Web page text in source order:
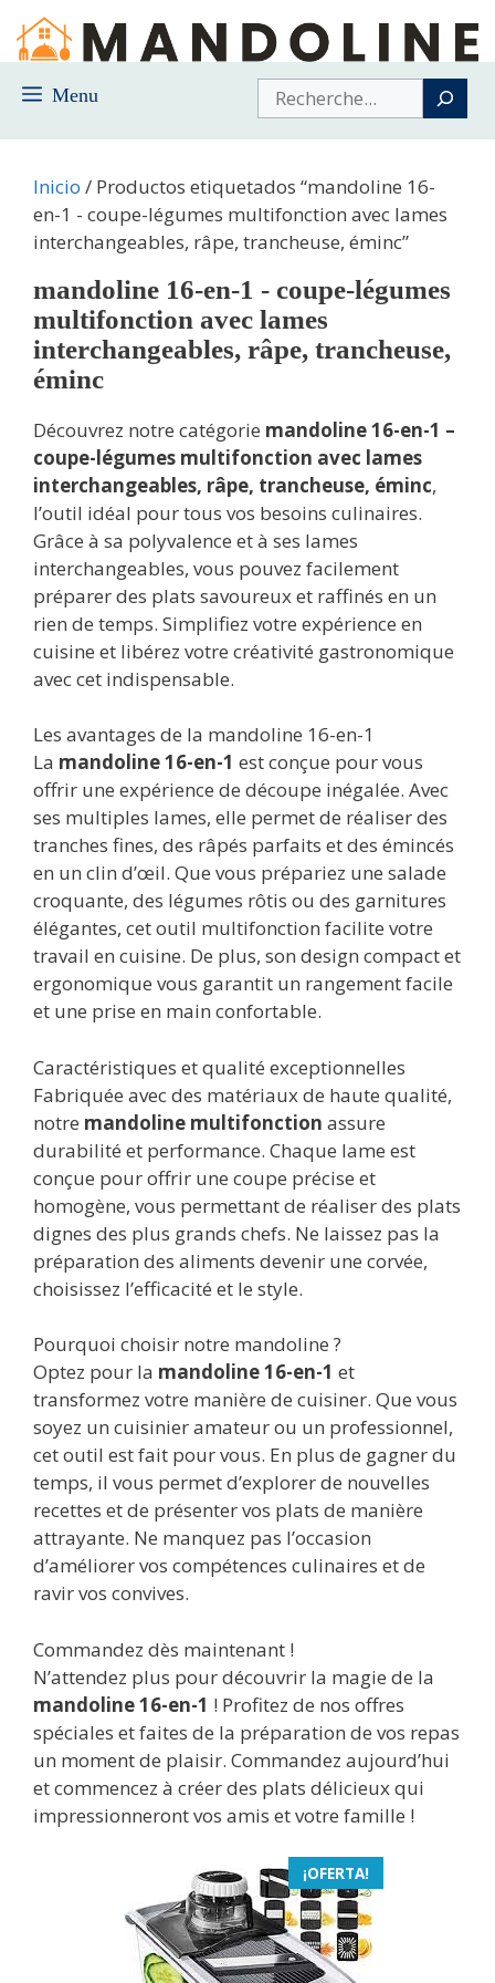
Saltar
contenido
Menu Buscar
Inicio / Productos etiquetados “mandoline 16-
en-1 - coupe-légumes multifonction avec lames
interchangeables, râpe, trancheuse, éminc”
mandoline 16-en-1 - coupe-légumes
multifonction avec lames
interchangeables, râpe, trancheuse,
éminc
Découvrez notre catégorie mandoline 16-en-1 –
coupe-légumes multifonction avec lames
interchangeables, râpe, trancheuse, éminc,
l’outil idéal pour tous vos besoins culinaires.
Grâce à sa polyvalence et à ses lames
interchangeables, vous pouvez facilement
préparer des plats savoureux et raffinés en un
rien de temps. Simplifiez votre expérience en
cuisine et libérez votre créativité gastronomique
avec cet indispensable.
Les avantages de la mandoline 16-en-1
La mandoline 16-en-1 est conçue pour vous
offrir une expérience de découpe inégalée. Avec
ses multiples lames, elle permet de réaliser des
tranches fines, des râpés parfaits et des émincés
en un clin d’œil. Que vous prépariez une salade
croquante, des légumes rôtis ou des garnitures
élégantes, cet outil multifonction facilite votre
travail en cuisine. De plus, son design compact et
ergonomique vous garantit un rangement facile
et une prise en main confortable.
Caractéristiques et qualité exceptionnelles
Fabriquée avec des matériaux de haute qualité,
notre mandoline multifonction assure
durabilité et performance. Chaque lame est
conçue pour offrir une coupe précise et
homogène, vous permettant de réaliser des plats
dignes des plus grands chefs. Ne laissez pas la
préparation des aliments devenir une corvée,
choisissez l’efficacité et le style.
Pourquoi choisir notre mandoline ?
Optez pour la mandoline 16-en-1 et
transformez votre manière de cuisiner. Que vous
soyez un cuisinier amateur ou un professionnel,
cet outil est fait pour vous. En plus de gagner du
temps, il vous permet d’explorer de nouvelles
recettes et de présenter vos plats de manière
attrayante. Ne manquez pas l’occasion
d’améliorer vos compétences culinaires et de
ravir vos convives.
Commandez dès maintenant !
N’attendez plus pour découvrir la magie de la
mandoline 16-en-1 ! Profitez de nos offres
spéciales et faites de la préparation de vos repas
un moment de plaisir. Commandez aujourd’hui
et commencez à créer des plats délicieux qui
impressionneront vos amis et votre famille !
¡OFERTA!